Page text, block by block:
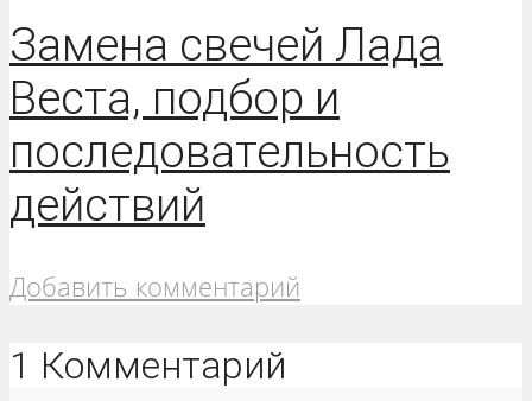
Замена свечей Лада
Веста, подбор и
последовательность
действий
Добавить комментарий
1 Комментарий